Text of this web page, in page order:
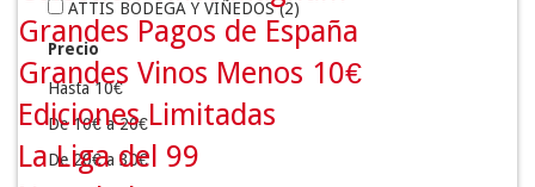
ATTIS BODEGA Y VIÑEDOS(2)
AURELIO FEO VITICULTOR(4)
BARCO DEL CORNETA(7)
BARCOLOBO
(3)
BODEGA ABEL MENDOZA
Precio
Hasta 10€
De 10€ a 20€
De 20€ a 30€
Grandes Pagos de España
Grandes Vinos Menos 10€
Ediciones Limitadas
La Liga del 99